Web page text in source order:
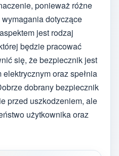
ponieważ różne
dotyczące
jest rodzaj
będzie pracować
się, że bezpiecznik jest
oraz spełnia
dobrany bezpiecznik
przed uszkodzeniem, ale
użytkownika oraz